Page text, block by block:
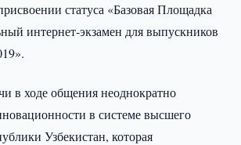
статуса «Базовая Площадка
интернет-экзамен для выпускников
в ходе общения неоднократно
в системе высшего
Узбекистан, которая